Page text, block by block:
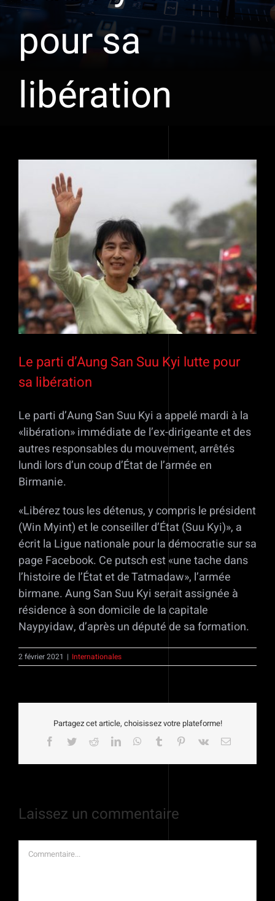
pour sa
libération
l'image
agrandie
Le parti d’Aung San Suu Kyi lutte pour
sa libération
Le parti d’Aung San Suu Kyi a appelé mardi à la
«libération» immédiate de l’ex-dirigeante et des
autres responsables du mouvement, arrêtés
lundi lors d’un coup d’État de l’armée en
Birmanie.
«Libérez tous les détenus, y compris le président
(Win Myint) et le conseiller d’État (Suu Kyi)», a
écrit la Ligue nationale pour la démocratie sur sa
page Facebook. Ce putsch est «une tache dans
l’histoire de l’État et de Tatmadaw», l’armée
birmane. Aung San Suu Kyi serait assignée à
résidence à son domicile de la capitale
Naypyidaw, d’après un député de sa formation.
2 février 2021 | Internationales
Partagez cet article, choisissez votre plateforme!
Facebook
TwitterRedditLinkedInWhatsApp
Tumblr Pinterest
Vk Email
Laissez un commentaire
Commentaire